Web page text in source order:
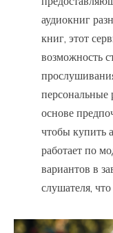
аудиокниг
книг, этот
возможность
основе
чтобы купить
работает по
вариантов в
слушателя,